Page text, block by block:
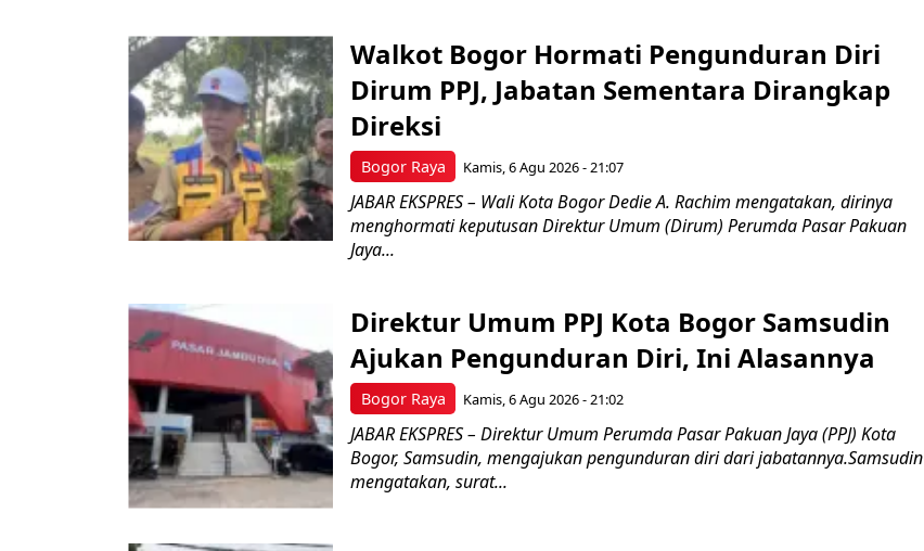
Bogor Raya
Walkot Bogor Hormati Pengunduran Diri
Dirum PPJ, Jabatan Sementara Dirangkap
Direksi
Kamis, 6 Agu 2026 - 21:07
JABAR EKSPRES – Wali Kota Bogor Dedie A. Rachim mengatakan, dirinya
menghormati keputusan Direktur Umum (Dirum) Perumda Pasar Pakuan
Jaya...
Bogor Raya
Direktur Umum PPJ Kota Bogor Samsudin
Ajukan Pengunduran Diri, Ini Alasannya
Kamis, 6 Agu 2026 - 21:02
JABAR EKSPRES – Direktur Umum Perumda Pasar Pakuan Jaya (PPJ) Kota
Bogor, Samsudin, mengajukan pengunduran diri dari jabatannya.Samsudin
mengatakan, surat...